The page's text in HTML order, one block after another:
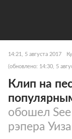
14:21, 5 августа 2017
(обновлено: 14:30, 5
Клип на
обошел See
рэпера